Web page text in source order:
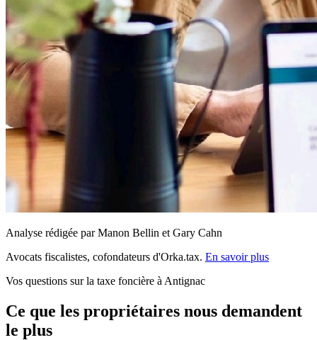
Analyse rédigée par Manon Bellin et Gary Cahn
Avocats fiscalistes, cofondateurs d'Orka.tax. En savoir plus
Vos questions sur la taxe foncière à Antignac
Ce que les propriétaires nous demandent
le plus